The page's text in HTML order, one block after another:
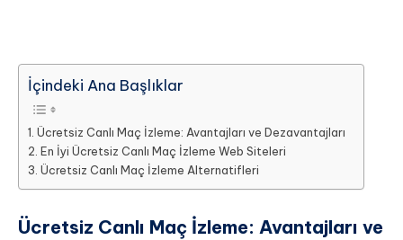
İçindeki Ana Başlıklar
Ücretsiz Canlı Maç İzleme: Avantajları ve Dezavantajları
En İyi Ücretsiz Canlı Maç İzleme Web Siteleri
Ücretsiz Canlı Maç İzleme Alternatifleri
Ücretsiz Canlı Maç İzleme: Avantajları ve